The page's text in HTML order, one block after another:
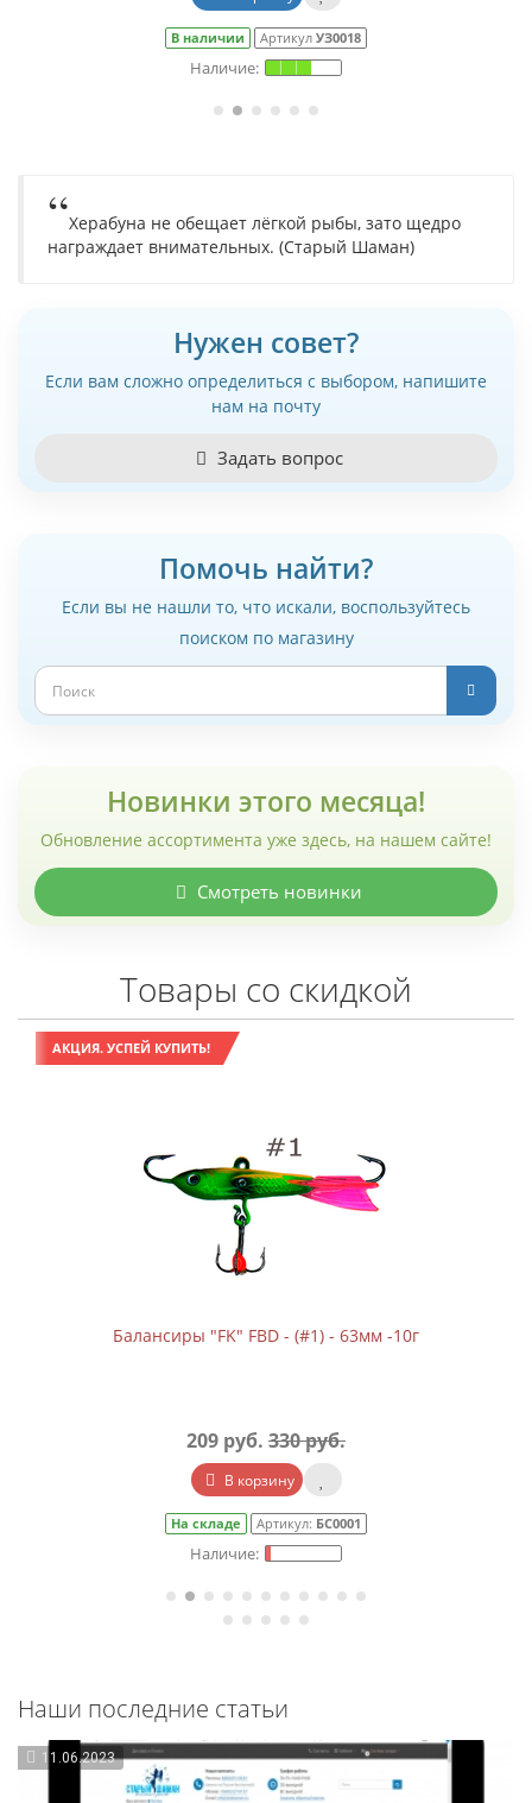
В наличии Артикул УЗ0018
Херабуна не обещает лёгкой рыбы, зато щедро
награждает внимательных. (Старый Шаман)
Нужен совет?
Если вам сложно определиться с выбором, напишите
нам на почту
Задать вопрос
Помочь найти?
Если вы не нашли то, что искали, воспользуйтесь
поиском по магазину
Новинки этого месяца!
Обновление ассортимента уже здесь, на нашем сайте!
Смотреть новинки
Товары со скидкой
АКЦИЯ. УСПЕЙ КУПИТЬ!
Балансиры "FK" FBD - (#1) - 63мм -10г
209 руб. 330 руб.
В корзину
На складе Артикул: БС0001
Наши последние статьи
11.06.2023